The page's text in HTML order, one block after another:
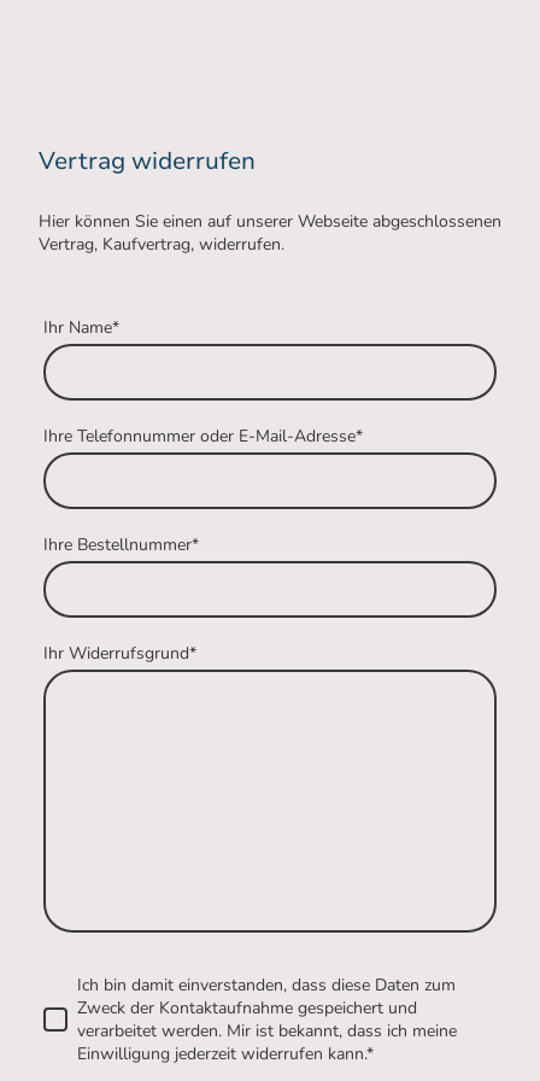
Vertrag widerrufen
Hier können Sie einen auf unserer Webseite abgeschlossenen
Vertrag, Kaufvertrag, widerrufen.
Ihr Name*
Ihre Telefonnummer oder E-Mail-Adresse*
Ihre Bestellnummer*
Ihr Widerrufsgrund*
Ich bin damit einverstanden, dass diese Daten zum
Zweck der Kontaktaufnahme gespeichert und
verarbeitet werden. Mir ist bekannt, dass ich meine
Einwilligung jederzeit widerrufen kann.*